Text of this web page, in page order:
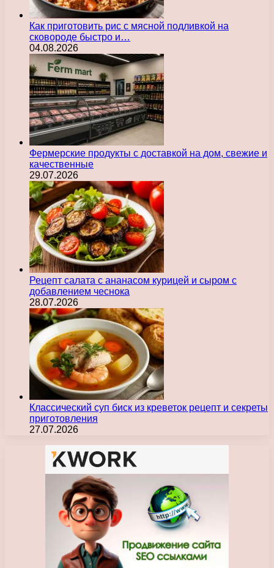
Как приготовить рис с мясной подливкой на
сковороде быстро и…
04.08.2026
Фермерские продукты с доставкой на дом, свежие и
качественные
29.07.2026
Рецепт салата с ананасом курицей и сыром с
добавлением чеснока
28.07.2026
Классический суп биск из креветок рецепт и секреты
приготовления
27.07.2026